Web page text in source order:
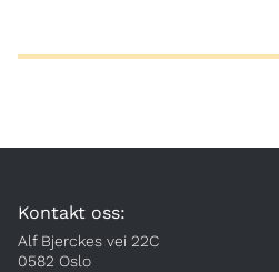
Kontakt oss:
Alf Bjerckes vei 22C
0582 Oslo